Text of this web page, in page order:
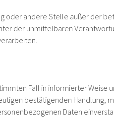
oder andere Stelle außer der
der unmittelbaren
Fall in informierter Weise
bestätigenden Handlung,
Daten